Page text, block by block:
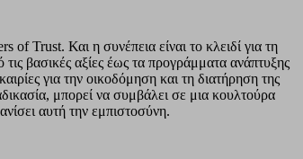
of Trust. Και η συνέπεια είναι το κλειδί για τη
βασικές αξίες έως τα προγράμματα ανάπτυξης
για την οικοδόμηση και τη διατήρηση της
μπορεί να συμβάλει σε μια κουλτούρα
αυτή την εμπιστοσύνη.